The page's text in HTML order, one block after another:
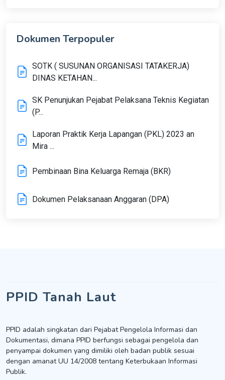
Dokumen Terpopuler
SOTK ( SUSUNAN ORGANISASI TATAKERJA)
DINAS KETAHAN...
SK Penunjukan Pejabat Pelaksana Teknis Kegiatan
(P...
Laporan Praktik Kerja Lapangan (PKL) 2023 an
Mira ...
Pembinaan Bina Keluarga Remaja (BKR)
Dokumen Pelaksanaan Anggaran (DPA)
PPID Tanah Laut
PPID adalah singkatan dari Pejabat Pengelola Informasi dan
Dokumentasi, dimana PPID berfungsi sebagai pengelola dan
penyampai dokumen yang dimiliki oleh badan publik sesuai
dengan amanat UU 14/2008 tentang Keterbukaan Informasi
Publik.